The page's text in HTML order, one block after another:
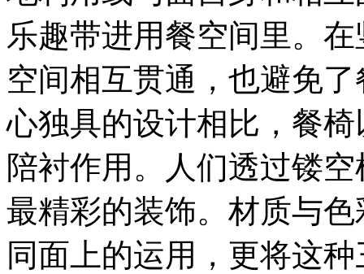
乐趣带进用餐空间里。
空间相互贯通，也避免
心独具的设计相比，餐
陪衬作用。人们透过镂
最精彩的装饰。材质与
同面上的运用，更将这